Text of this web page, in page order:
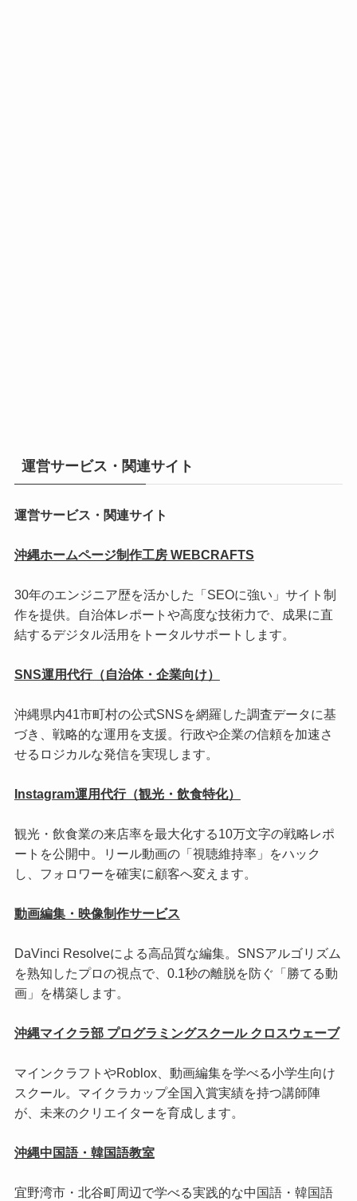
運営サービス・関連サイト
運営サービス・関連サイト
沖縄ホームページ制作工房 WEBCRAFTS
30年のエンジニア歴を活かした「SEOに強い」サイト制
作を提供。自治体レポートや高度な技術力で、成果に直
結するデジタル活用をトータルサポートします。
SNS運用代行（自治体・企業向け）
沖縄県内41市町村の公式SNSを網羅した調査データに基
づき、戦略的な運用を支援。行政や企業の信頼を加速さ
せるロジカルな発信を実現します。
Instagram運用代行（観光・飲食特化）
観光・飲食業の来店率を最大化する10万文字の戦略レポ
ートを公開中。リール動画の「視聴維持率」をハック
し、フォロワーを確実に顧客へ変えます。
動画編集・映像制作サービス
DaVinci Resolveによる高品質な編集。SNSアルゴリズム
を熟知したプロの視点で、0.1秒の離脱を防ぐ「勝てる動
画」を構築します。
沖縄マイクラ部 プログラミングスクール クロスウェーブ
マインクラフトやRoblox、動画編集を学べる小学生向け
スクール。マイクラカップ全国入賞実績を持つ講師陣
が、未来のクリエイターを育成します。
沖縄中国語・韓国語教室
宜野湾市・北谷町周辺で学べる実践的な中国語・韓国語